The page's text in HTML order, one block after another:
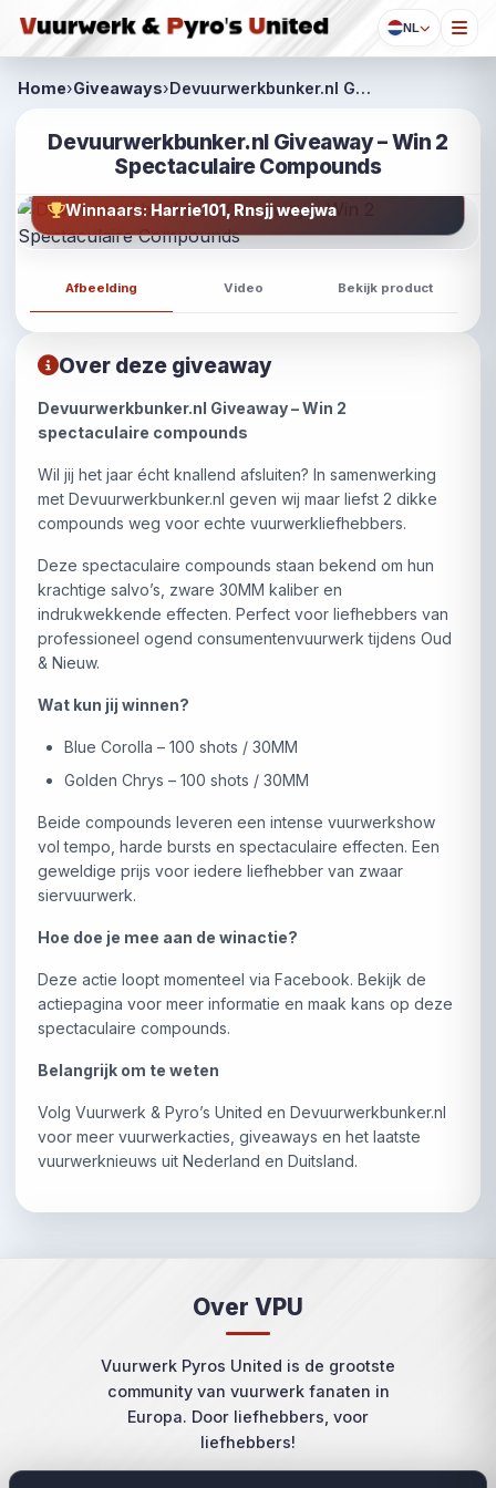
NL
Home›Giveaways›Devuurwerkbunker.nl G…
Devuurwerkbunker.nl Giveaway – Win 2
Spectaculaire Compounds
Winnaars: Harrie101, Rnsjj weejwa
Afbeelding Video Bekijk product
Over deze giveaway
Devuurwerkbunker.nl Giveaway – Win 2
spectaculaire compounds
Wil jij het jaar écht knallend afsluiten? In samenwerking
met Devuurwerkbunker.nl geven wij maar liefst 2 dikke
compounds weg voor echte vuurwerkliefhebbers.
Deze spectaculaire compounds staan bekend om hun
krachtige salvo’s, zware 30MM kaliber en
indrukwekkende effecten. Perfect voor liefhebbers van
professioneel ogend consumentenvuurwerk tijdens Oud
& Nieuw.
Wat kun jij winnen?
Blue Corolla – 100 shots / 30MM
Golden Chrys – 100 shots / 30MM
Beide compounds leveren een intense vuurwerkshow
vol tempo, harde bursts en spectaculaire effecten. Een
geweldige prijs voor iedere liefhebber van zwaar
siervuurwerk.
Hoe doe je mee aan de winactie?
Deze actie loopt momenteel via Facebook. Bekijk de
actiepagina voor meer informatie en maak kans op deze
spectaculaire compounds.
Belangrijk om te weten
Volg Vuurwerk & Pyro’s United en Devuurwerkbunker.nl
voor meer vuurwerkacties, giveaways en het laatste
vuurwerknieuws uit Nederland en Duitsland.
Over VPU
Vuurwerk Pyros United is de grootste
community van vuurwerk fanaten in
Europa. Door liefhebbers, voor
liefhebbers!